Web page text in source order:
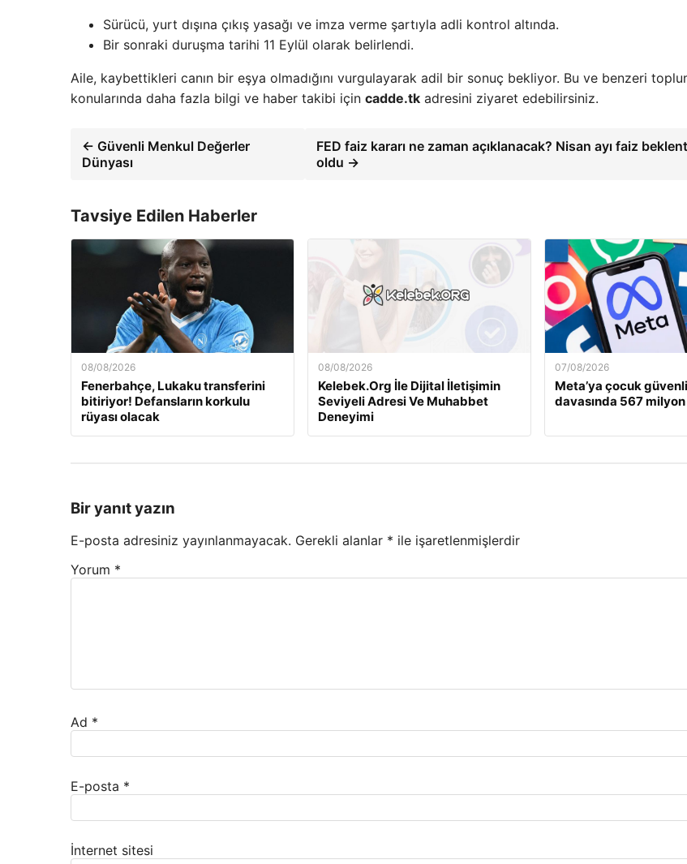
Sürücü, yurt dışına çıkış yasağı ve imza verme şartıyla adli kontrol altında.
Bir sonraki duruşma tarihi 11 Eylül olarak belirlendi.
Aile, kaybettikleri canın bir eşya olmadığını vurgulayarak adil bir sonuç bekliyor. Bu ve benzeri
konularında daha fazla bilgi ve haber takibi için cadde.tk adresini ziyaret edebilirsiniz.
← Güvenli Menkul Değerler
Dünyası
FED faiz kararı ne zaman açıklanacak? Nisan ayı faiz
oldu →
Tavsiye Edilen Haberler
08/08/2026
Fenerbahçe, Lukaku transferini
bitiriyor! Defansların korkulu
rüyası olacak
08/08/2026
Kelebek.Org İle Dijital İletişimin
Seviyeli Adresi Ve Muhabbet
Deneyimi
07/08/2026
Meta’ya çocuk
davasında 567
Bir yanıt yazın
E-posta adresiniz yayınlanmayacak. Gerekli alanlar * ile işaretlenmişlerdir
Yorum *
Ad *
E-posta *
İnternet sitesi